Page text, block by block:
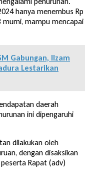
hanya menembus Rp
murni, mampu mencapai
Gabungan, Ilzam
Lestarikan
daerah
ini dipengaruhi
dilakukan oleh
dengan disaksikan
Rapat (adv)